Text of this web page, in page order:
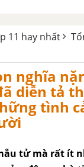
11 hay nhất
nghĩa
diễn tả
tình
tử mà rất ít